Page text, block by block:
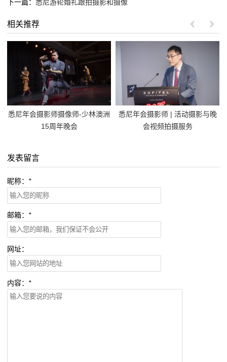
下一篇： 悉尼游轮婚礼跟拍摄影和摄像
相关推荐
悉尼年会摄影师摄像师-少林澳洲
15周年晚会
悉尼年会摄影师 | 活动摄影与晚
会视频拍摄服务
发表留言
昵称： *
邮箱： *
网址：
内容： *